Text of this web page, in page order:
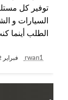
توفير كل
السيارات و
الطلب أينما
rwan1 فبراير 22, 2021